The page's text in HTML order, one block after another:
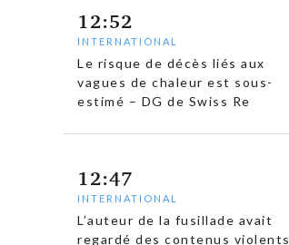
12:52
INTERNATIONAL
Le risque de décès liés aux
vagues de chaleur est sous-
estimé – DG de Swiss Re
12:47
INTERNATIONAL
L’auteur de la fusillade avait
regardé des contenus violents